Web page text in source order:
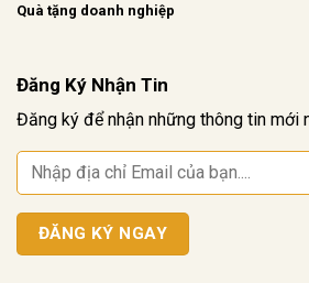
Quà tặng doanh nghiệp
Đăng Ký Nhận Tin
Đăng ký để nhận những thông tin mới